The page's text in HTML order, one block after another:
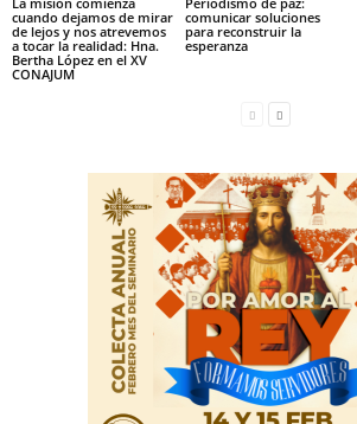
cuando dejamos de mirar
de lejos y nos atrevemos
a tocar la realidad: Hna.
Bertha López en el XV
CONAJUM
comunicar soluciones
para reconstruir la
esperanza